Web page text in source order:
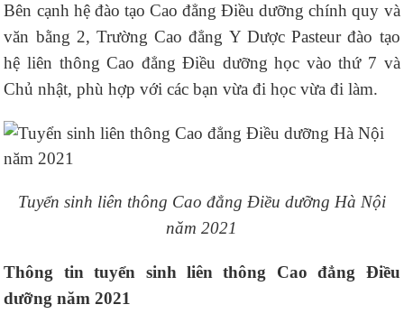
Bên cạnh hệ đào tạo Cao đẳng Điều dưỡng chính quy và
văn bằng 2, Trường Cao đẳng Y Dược Pasteur đào tạo
hệ liên thông Cao đẳng Điều dưỡng học vào thứ 7 và
Chủ nhật, phù hợp với các bạn vừa đi học vừa đi làm.
Tuyển sinh liên thông Cao đẳng Điều dưỡng Hà Nội
năm 2021
Thông tin tuyển sinh liên thông Cao đẳng Điều
dưỡng năm 2021